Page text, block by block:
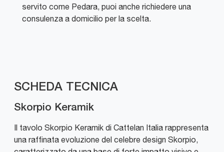
servito come Pedara, puoi anche richiedere una
consulenza a domicilio per la scelta.
SCHEDA TECNICA
Skorpio Keramik
Il tavolo Skorpio Keramik di Cattelan Italia rappresenta
una raffinata evoluzione del celebre design Skorpio,